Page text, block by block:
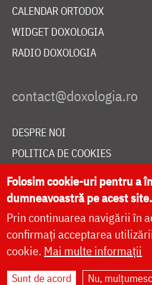
CALENDAR ORTODOX
WIDGET DOXOLOGIA
RADIO DOXOLOGIA
DESPRE NOI
POLITICA DE COOKIES
DONEAZĂ ONLINE PENTRU
LIVE
Site dezvoltat de
Folosim cookie-uri pentru a
dumneavoastră pe acest site.
Prin continuarea navigării în
confirmați acceptarea
cookie. Mai multe informații
Sunt de acord Nu, mulțumesc